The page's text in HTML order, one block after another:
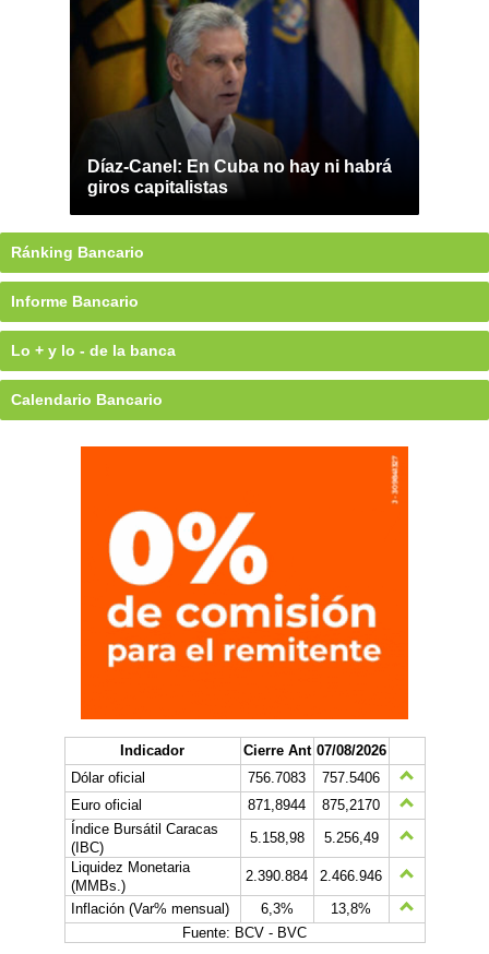
Díaz-Canel: En Cuba no hay ni habrá
giros capitalistas
Ránking Bancario
Informe Bancario
Lo + y lo - de la banca
Calendario Bancario
Indicador Cierre Ant 07/08/2026
Dólar oficial
756.7083
757.5406
Euro oficial
871,8944
875,2170
Índice Bursátil Caracas
(IBC)
5.158,98
5.256,49
Liquidez Monetaria
(MMBs.)
2.390.884
2.466.946
Inflación (Var% mensual)
6,3%
13,8%
Fuente: BCV - BVC